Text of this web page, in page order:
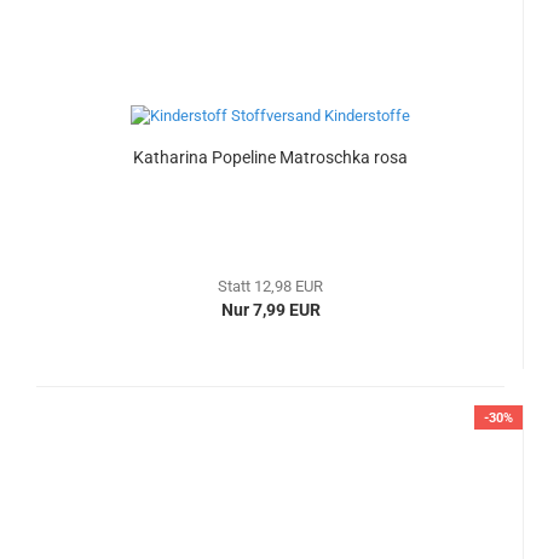
Katharina Popeline Matroschka rosa
Statt 12,98 EUR
Nur 7,99 EUR
-30%